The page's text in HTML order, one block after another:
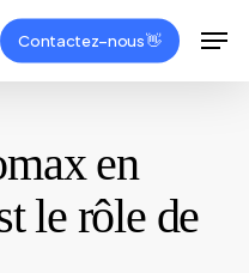
Contactez–nous 👋
en
le rôle de
Close